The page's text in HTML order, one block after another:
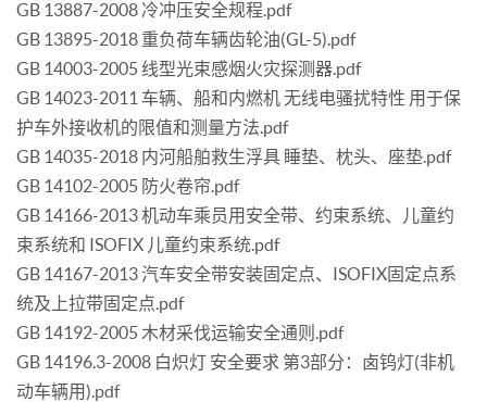
GB 13887-2008 冷冲压安全规程.pdf
GB 13895-2018 重负荷车辆齿轮油(GL-5).pdf
GB 14003-2005 线型光束感烟火灾探测器.pdf
GB 14023-2011 车辆、船和内燃机 无线电骚扰特性 用于保
护车外接收机的限值和测量方法.pdf
GB 14035-2018 内河船舶救生浮具 睡垫、枕头、座垫.pdf
GB 14102-2005 防火卷帘.pdf
GB 14166-2013 机动车乘员用安全带、约束系统、儿童约
束系统和 ISOFIX 儿童约束系统.pdf
GB 14167-2013 汽车安全带安装固定点、ISOFIX固定点系
统及上拉带固定点.pdf
GB 14192-2005 木材采伐运输安全通则.pdf
GB 14196.3-2008 白炽灯 安全要求 第3部分：卤钨灯(非机
动车辆用).pdf